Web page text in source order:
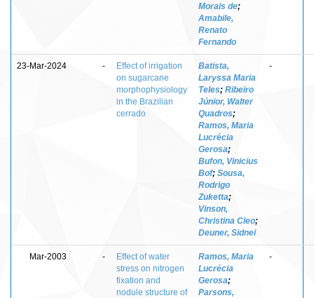
Morais de;
Amabile,
Renato
Fernando
23-Mar-2024 -
Effect of irrigation
on sugarcane
morphophysiology
in the Brazilian
cerrado
Batista,
Laryssa Maria
Teles; Ribeiro
Júnior, Walter
Quadros;
Ramos, Maria
Lucrécia
Gerosa;
Bufon, Vinicius
Bof; Sousa,
Rodrigo
Zuketta;
Vinson,
Christina Cleo;
Deuner, Sidnei
-
Mar-2003 -
Effect of water
stress on nitrogen
fixation and
nodule structure of
Ramos, Maria
Lucrécia
Gerosa;
Parsons,
-